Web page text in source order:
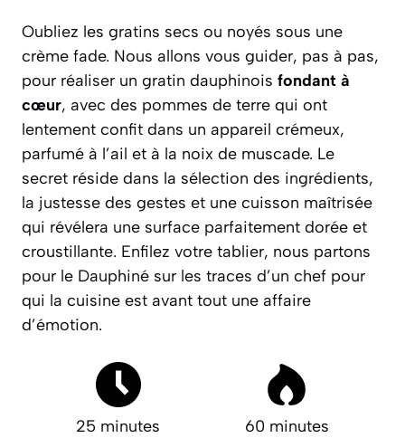
Oubliez les gratins secs ou noyés sous une
crème fade. Nous allons vous guider, pas à pas,
pour réaliser un gratin dauphinois fondant à
cœur, avec des pommes de terre qui ont
lentement confit dans un appareil crémeux,
parfumé à l’ail et à la noix de muscade. Le
secret réside dans la sélection des ingrédients,
la justesse des gestes et une cuisson maîtrisée
qui révélera une surface parfaitement dorée et
croustillante. Enfilez votre tablier, nous partons
pour le Dauphiné sur les traces d’un chef pour
qui la cuisine est avant tout une affaire
d’émotion.
25 minutes 60 minutes